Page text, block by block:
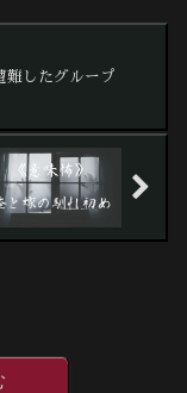
難したグループ